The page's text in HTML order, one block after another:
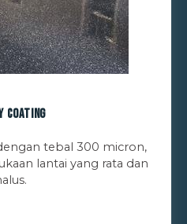
Coating
tebal 300 micron,
lantai yang rata dan